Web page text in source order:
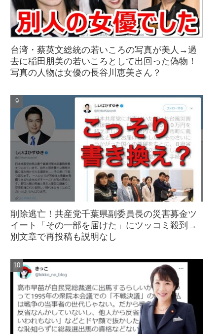
台湾・蔡英文総統の若いころの写真が美人→過
去に稲田朋美の若いころとして出回った偽物！
写真の人物は女優の長谷川恵美さん？
削除逃亡！共産党千葉県副委員長の災害募金ツ
イート「その一部を届けた」にツッコミ殺到→
別文章で再投稿も説明なし